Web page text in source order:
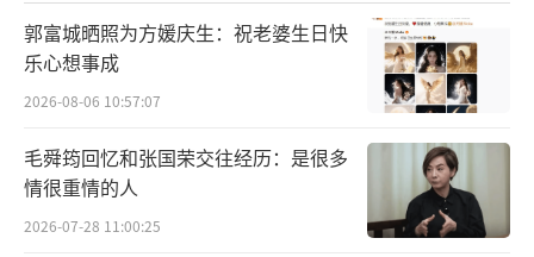
郭富城晒照为方媛庆生：祝老婆生日快
乐心想事成
2026-08-06 10:57:07
毛舜筠回忆和张国荣交往经历：是很多
情很重情的人
2026-07-28 11:00:25